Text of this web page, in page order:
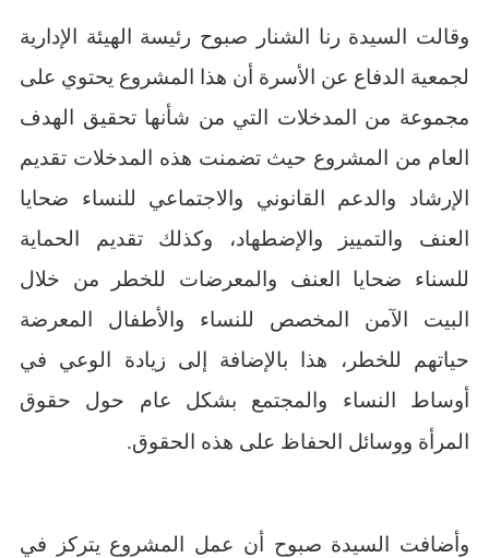
وقالت السيدة رنا الشنار صبوح رئيسة الهيئة الإدارية
لجمعية الدفاع عن الأسرة أن هذا المشروع يحتوي على
مجموعة من المدخلات التي من شأنها تحقيق الهدف
العام من المشروع حيث تضمنت هذه المدخلات تقديم
الإرشاد والدعم القانوني والاجتماعي للنساء ضحايا
العنف والتمييز والإضطهاد، وكذلك تقديم الحماية
للسناء ضحايا العنف والمعرضات للخطر من خلال
البيت الآمن المخصص للنساء والأطفال المعرضة
حياتهم للخطر، هذا بالإضافة إلى زيادة الوعي في
أوساط النساء والمجتمع بشكل عام حول حقوق
المرأة ووسائل الحفاظ على هذه الحقوق.
وأضافت السيدة صبوح أن عمل المشروع يتركز في